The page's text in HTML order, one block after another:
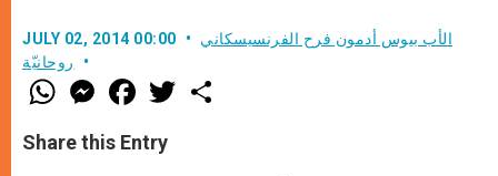
JULY 02, 2014 00:00
الأب بيوس أدمون فرح الفرنسيسكاني
روحانيّة
W
h
t
s
M
e
s
e
F
a
e
b
w
Share this Entry